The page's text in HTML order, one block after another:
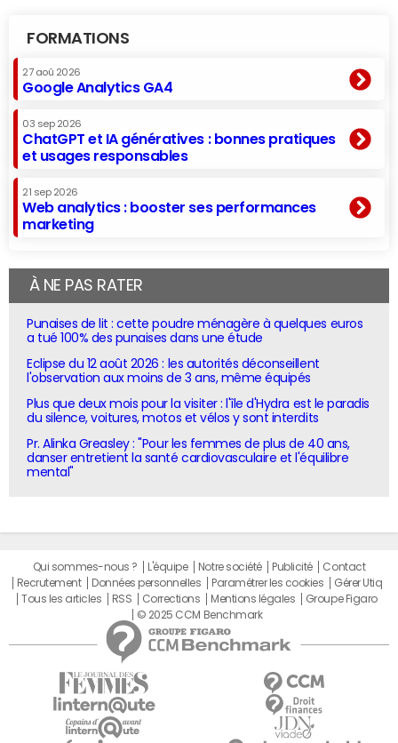
FORMATIONS
27 aoû 2026
Google Analytics GA4
03 sep 2026
ChatGPT et IA génératives : bonnes pratiques
et usages responsables
21 sep 2026
Web analytics : booster ses performances
marketing
À NE PAS RATER
Punaises de lit : cette poudre ménagère à quelques euros
a tué 100% des punaises dans une étude
Eclipse du 12 août 2026 : les autorités déconseillent
l'observation aux moins de 3 ans, même équipés
Plus que deux mois pour la visiter : l'île d'Hydra est le paradis
du silence, voitures, motos et vélos y sont interdits
Pr. Alinka Greasley : "Pour les femmes de plus de 40 ans,
danser entretient la santé cardiovasculaire et l'équilibre
mental"
Qui sommes-nous ? L'équipe Notre société Publicité
Contact
Recrutement
Données personnelles Paramétrer les cookies
Gérer Utiq
Tous les articles
RSS Corrections Mentions légales
Groupe Figaro
© 2025 CCM Benchmark